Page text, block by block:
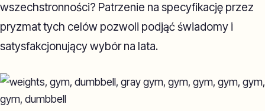
wszechstronności? Patrzenie na specyfikację przez
pryzmat tych celów pozwoli podjąć świadomy i
satysfakcjonujący wybór na lata.